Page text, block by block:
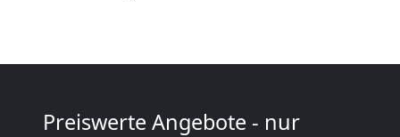
Preiswerte Angebote - nur
Umzug